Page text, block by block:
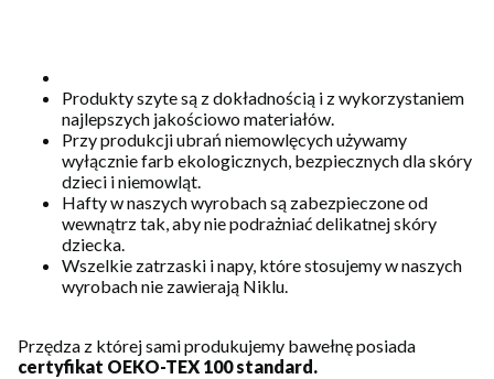
Produkty szyte są z dokładnością i z wykorzystaniem
najlepszych jakościowo materiałów.
Przy produkcji ubrań niemowlęcych używamy
wyłącznie farb ekologicznych, bezpiecznych dla skóry
dzieci i niemowląt.
Hafty w naszych wyrobach są zabezpieczone od
wewnątrz tak, aby nie podrażniać delikatnej skóry
dziecka.
Wszelkie zatrzaski i napy, które stosujemy w naszych
wyrobach nie zawierają Niklu.
Przędza z której sami produkujemy bawełnę posiada
certyfikat OEKO-TEX 100 standard.